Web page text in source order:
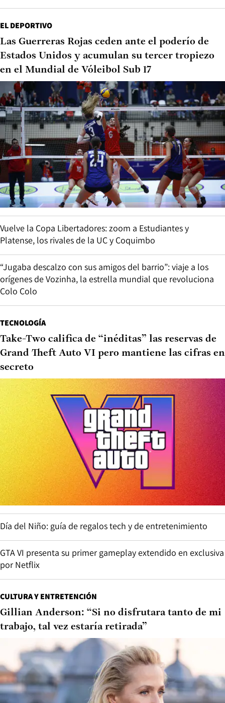
EL DEPORTIVO
Las Guerreras Rojas ceden ante el poderío de
Estados Unidos y acumulan su tercer tropiezo
en el Mundial de Vóleibol Sub 17
Vuelve la Copa Libertadores: zoom a Estudiantes y
Platense, los rivales de la UC y Coquimbo
“Jugaba descalzo con sus amigos del barrio”: viaje a los
orígenes de Vozinha, la estrella mundial que revoluciona
Colo Colo
TECNOLOGÍA
Take-Two califica de “inéditas” las reservas de
Grand Theft Auto VI pero mantiene las cifras en
secreto
Día del Niño: guía de regalos tech y de entretenimiento
GTA VI presenta su primer gameplay extendido en exclusiva
por Netflix
CULTURA Y ENTRETENCIÓN
Gillian Anderson: “Si no disfrutara tanto de mi
trabajo, tal vez estaría retirada”